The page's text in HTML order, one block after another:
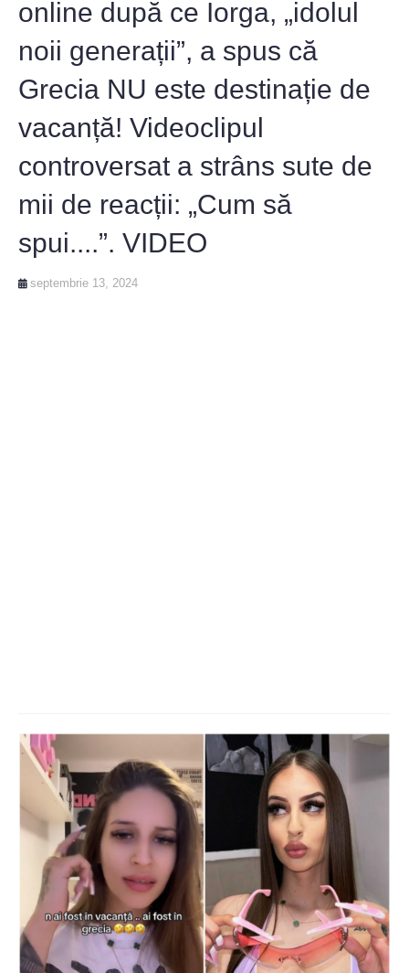
online după ce Iorga, „idolul
noii generații”, a spus că
Grecia NU este destinație de
vacanță! Videoclipul
controversat a strâns sute de
mii de reacții: „Cum să
spui....”. VIDEO
septembrie 13, 2024